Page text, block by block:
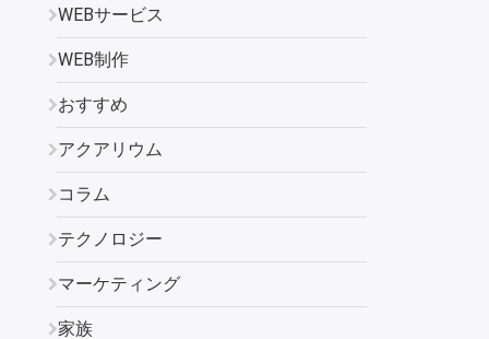
WEBサービス
WEB制作
おすすめ
アクアリウム
コラム
テクノロジー
マーケティング
家族